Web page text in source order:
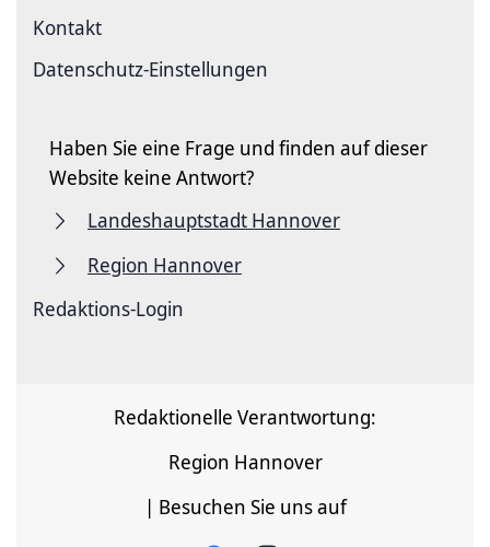
Kontakt
Datenschutz-Einstellungen
Haben Sie eine Frage und finden auf dieser
Website keine Antwort?
Landeshauptstadt Hannover
Region Hannover
Redaktions-Login
Redaktionelle Verantwortung:
Region Hannover
| Besuchen Sie uns auf